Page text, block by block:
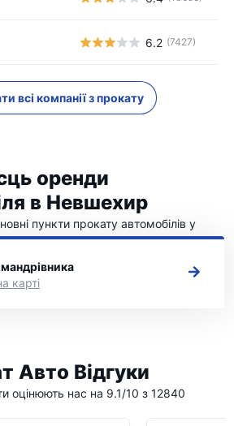
6.2 (7427)
всі компанії з прокату
оренди
в Невшехир
пункти прокату автомобілів у
карті
Авто Відгуки
оцінюють нас на 9.1/10 з 12840